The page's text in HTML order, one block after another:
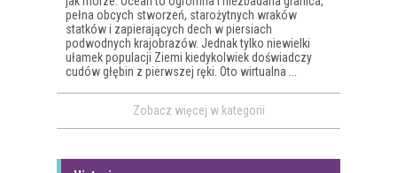
pełna obcych stworzeń, starożytnych wraków
statków i zapierających dech w piersiach
podwodnych krajobrazów. Jednak tylko niewielki
ułamek populacji Ziemi kiedykolwiek doświadczy
cudów głębin z pierwszej ręki. Oto wirtualna ...
Zobacz więcej w kategorii